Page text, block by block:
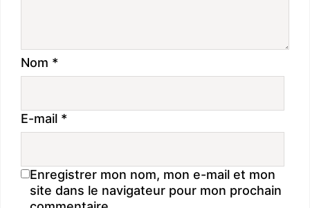
Nom *
E-mail *
Enregistrer mon nom, mon e-mail et mon
site dans le navigateur pour mon prochain